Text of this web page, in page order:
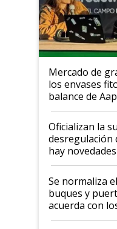
Mercado de
los envases
balance de
Oficializan la
desregulación
hay
la hidrovía
Se normaliza
buques y
acuerda con
suspende el